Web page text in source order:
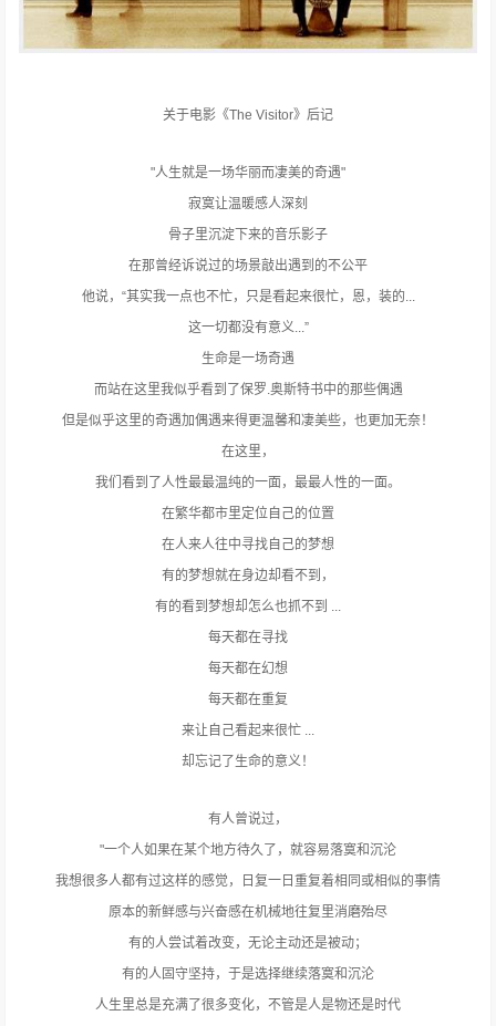
关于电影《The Visitor》后记
"人生就是一场华丽而凄美的奇遇"
寂寞让温暖感人深刻
骨子里沉淀下来的音乐影子
在那曾经诉说过的场景敲出遇到的不公平
他说，“其实我一点也不忙，只是看起来很忙，恩，装的...
这一切都没有意义...”
生命是一场奇遇
而站在这里我似乎看到了保罗.奥斯特书中的那些偶遇
但是似乎这里的奇遇加偶遇来得更温馨和凄美些，也更加无奈！
在这里，
我们看到了人性最最温纯的一面，最最人性的一面。
在繁华都市里定位自己的位置
在人来人往中寻找自己的梦想
有的梦想就在身边却看不到，
有的看到梦想却怎么也抓不到 ...
每天都在寻找
每天都在幻想
每天都在重复
来让自己看起来很忙 ...
却忘记了生命的意义！
有人曾说过，
"一个人如果在某个地方待久了，就容易落寞和沉沦
我想很多人都有过这样的感觉，日复一日重复着相同或相似的事情
原本的新鲜感与兴奋感在机械地往复里消磨殆尽
有的人尝试着改变，无论主动还是被动；
有的人固守坚持，于是选择继续落寞和沉沦
人生里总是充满了很多变化，不管是人是物还是时代